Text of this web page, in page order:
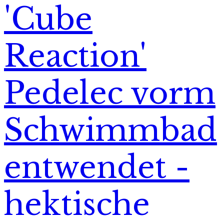
'Cube
Reaction'
Pedelec vorm
Schwimmbad
entwendet -
hektische